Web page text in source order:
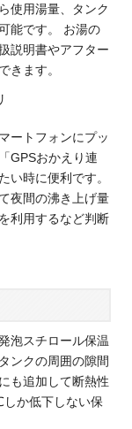
使用湯量、タンク
能です。 お湯の
説明書やアフター
きます。
ートフォンにプッ
GPSおかえり連
い時に便利です。
夜間の沸き上げ量
利用するなど判断
泡スチロール保温
ンクの周囲の隙間
も追加して断熱性
か低下しない保